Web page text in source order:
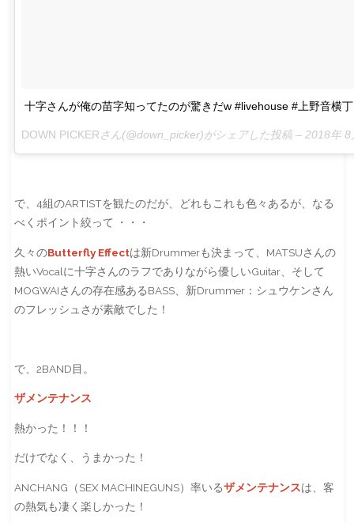
十字さんが俺の苗字知ってたのが驚きだw #livehouse #上野音横
DOWN PICKERさん(@down_picker)がシェアした投稿 – 2018年 8
で、4組のARTISTを観たのだが、どれもこれも色々あるが、なる
べくポイント絞って ・・・
久々のButterfly Effectは新Drummerも決まって、MATSUさんの
熱いVocalに十字さんのラフでありながら優しいGuitar、そして
MOGWAIさんの存在感あるBASS、新Drummer：シュウケンさん
のフレッシュさが素敵でした！
で、2BAND目。
ザメンテナンス
熱かった！！！
だけでなく、うまかった！
ANCHANG（SEX MACHINEGUNS）率いるザメンテナンスは、客
の熱気も凄く楽しかった！